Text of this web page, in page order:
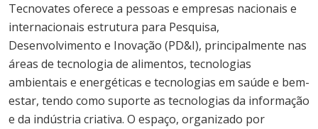
Tecnovates oferece a pessoas e empresas nacionais e
internacionais estrutura para Pesquisa,
Desenvolvimento e Inovação (PD&I), principalmente nas
áreas de tecnologia de alimentos, tecnologias
ambientais e energéticas e tecnologias em saúde e bem-
estar, tendo como suporte as tecnologias da informação
e da indústria criativa. O espaço, organizado por